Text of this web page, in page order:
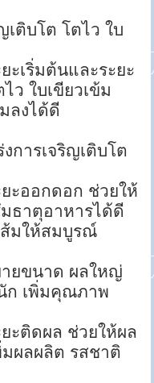
เติบโต โตไว ใบ
ะเริ่มต้นและระยะ
ว ใบเขียวเข้ม
ลงได้ดี
การเจริญเติบโต
ะออกดอก ช่วยให้
ธาตุอาหารได้ดี
ส้มให้สมบูรณ์
ายขนาด ผลใหญ่
ก เพิ่มคุณภาพ
ะติดผล ช่วยให้ผล
ผลผลิต รสชาติ